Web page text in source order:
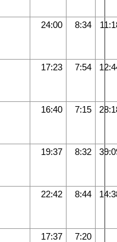
24:00 8:34
17:23 7:54
16:40 7:15
19:37 8:32
22:42 8:44
17:37 7:20